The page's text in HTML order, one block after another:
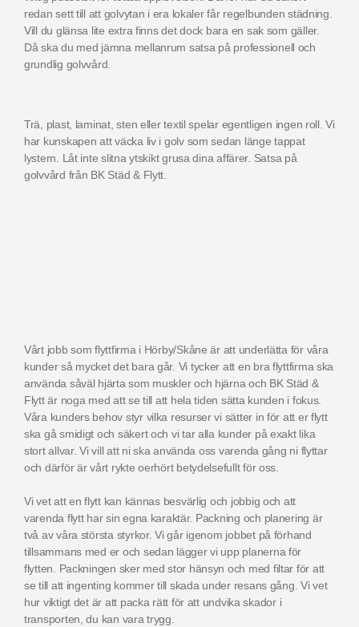
redan sett till att golvytan i era lokaler får regelbunden städning.
Vill du glänsa lite extra finns det dock bara en sak som gäller.
Då ska du med jämna mellanrum satsa på professionell och
grundlig golvvård.
Trä, plast, laminat, sten eller textil spelar egentligen ingen roll. Vi
har kunskapen att väcka liv i golv som sedan länge tappat
lystern. Låt inte slitna ytskikt grusa dina affärer. Satsa på
golvvård från BK Städ & Flytt.
Vårt jobb som flyttfirma i Hörby/Skåne är att underlätta för våra
kunder så mycket det bara går. Vi tycker att en bra flyttfirma ska
använda såväl hjärta som muskler och hjärna och BK Städ &
Flytt är noga med att se till att hela tiden sätta kunden i fokus.
Våra kunders behov styr vilka resurser vi sätter in för att er flytt
ska gå smidigt och säkert och vi tar alla kunder på exakt lika
stort allvar. Vi vill att ni ska använda oss varenda gång ni flyttar
och därför är vårt rykte oerhört betydelsefullt för oss.
Vi vet att en flytt kan kännas besvärlig och jobbig och att
varenda flytt har sin egna karaktär. Packning och planering är
två av våra största styrkor. Vi går igenom jobbet på förhand
tillsammans med er och sedan lägger vi upp planerna för
flytten. Packningen sker med stor hänsyn och med filtar för att
se till att ingenting kommer till skada under resans gång. Vi vet
hur viktigt det är att packa rätt för att undvika skador i
transporten, du kan vara trygg.